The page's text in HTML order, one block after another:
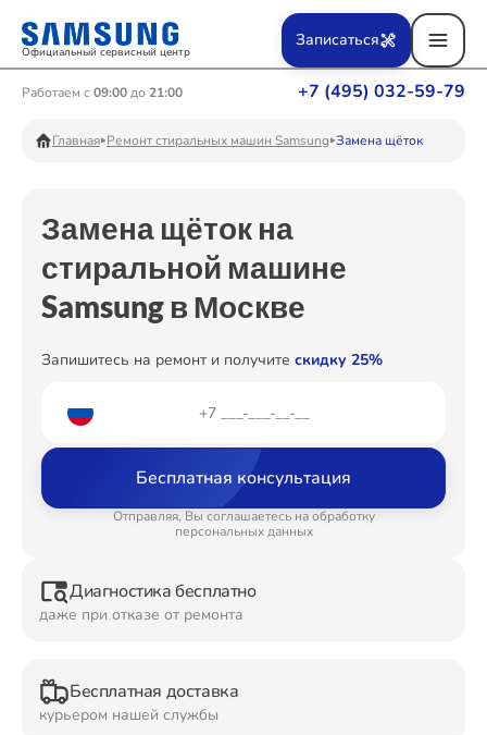
Официальный сервисный центр
+7 (495) 032-59-79
Работаем с 09:00до 21:00
Записаться
Главная Ремонт стиральных машин Samsung Замена щёток
Замена щёток на
стиральной машине
Samsung в Москве
Запишитесь на ремонт и получите скидку 25%
Бесплатная консультация
Отправляя, Вы соглашаетесь на обработку
персональных данных
Диагностика бесплатно
даже при отказе от ремонта
Бесплатная доставка
курьером нашей службы
Ремонт Вертикальных пылесосов
Ремонт Телевизоров
Ремонт Пылесосов
Ремонт Планшетов